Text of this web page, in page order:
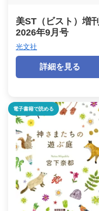
美ST（ビスト）増刊
2026年9月号
光文社
詳細を見る
電子書籍で読める